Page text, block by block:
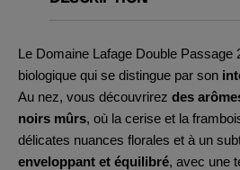
Le Domaine Lafage Double Passage
biologique qui se distingue par son
Au nez, vous découvrirez des
noirs mûrs, où la cerise et la
délicates nuances florales et à un
enveloppant et équilibré, avec une